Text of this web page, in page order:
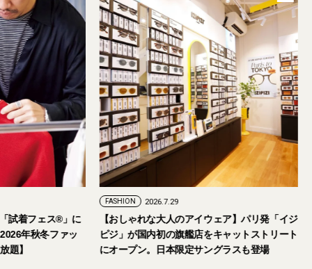
5日・6日開催。「試着フェス®︎」に
まをご招待。【2026年秋冬ファッ
容アイテム試し放題】
FASHION
【おしゃれな大人のアイウェア
ピジ」が国内初の旗艦店をキャ
にオープン。日本限定サングラ